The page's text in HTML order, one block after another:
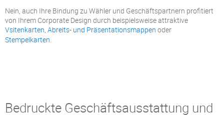
Nein, auch Ihre Bindung zu Wähler und Geschäftspartnern profitiert
von Ihrem Corporate Design durch beispielsweise attraktive
Vsitenkarten Abreits- und Präsentationsmappen oder
Stempelkarten
Bedruckte Geschäftsausstattung und